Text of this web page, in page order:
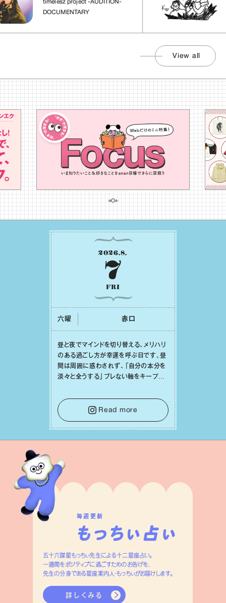
timelesz project -AUDITION-
DOCUMENTARY
View all
2026.8.
7
FRI
六曜 ⾚⼝
昼と夜でマインドを切り替える、メリハリ
のある過ごし⽅が幸運を呼ぶ⽇です。昼
間は周囲に惑わされず、「⾃分の本分を
淡々と全うする」ブレない軸をキープし
⾔葉に流されないよう、⼼にしっかりブ
レーキをかけること。この意識の切り替
えが、あなたに確かな安⼼感をもたらす
はずです。
Read more
毎週更新
五十六謀星もっちぃ先生による十二星座占い。
一週間をポジティブに過ごすためのお告げを、
先生の分身である星座案内人・もっちぃがお届けします。
詳しくみる